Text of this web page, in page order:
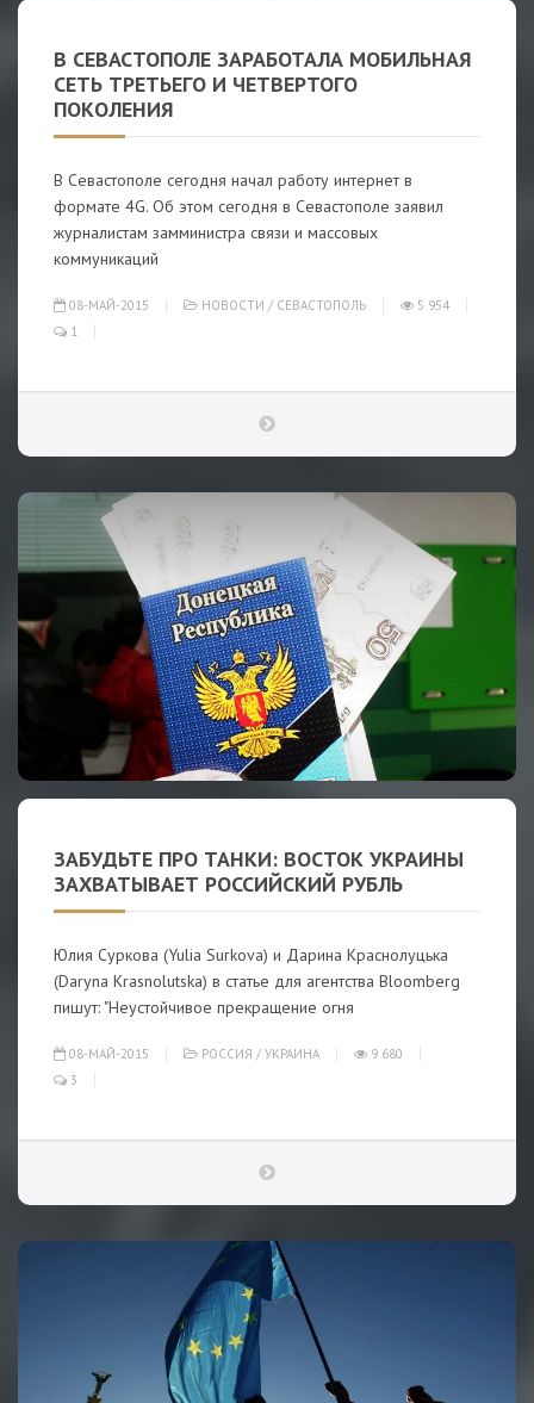
В СЕВАСТОПОЛЕ ЗАРАБОТАЛА МОБИЛЬНАЯ
СЕТЬ ТРЕТЬЕГО И ЧЕТВЕРТОГО
ПОКОЛЕНИЯ
В Севастополе сегодня начал работу интернет в
формате 4G. Об этом сегодня в Севастополе заявил
журналистам замминистра связи и массовых
коммуникаций
08-МАЙ-2015 НОВОСТИ / СЕВАСТОПОЛЬ
5 954
1
ЗАБУДЬТЕ ПРО ТАНКИ: ВОСТОК УКРАИНЫ
ЗАХВАТЫВАЕТ РОССИЙСКИЙ РУБЛЬ
Юлия Суркова (Yulia Surkova) и Дарина Краснолуцька
(Daryna Krasnolutska) в статье для агентства Bloomberg
пишут: "Неустойчивое прекращение огня
08-МАЙ-2015 РОССИЯ / УКРАИНА
9 680
3